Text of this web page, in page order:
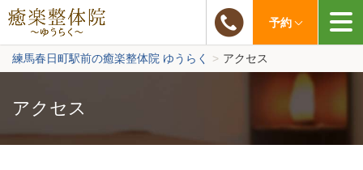
03-6883-6627
予約
練馬春日町駅前の癒楽整体院 ゆうらく > アクセス
アクセス